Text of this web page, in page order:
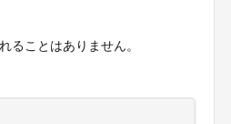
ることはありません。